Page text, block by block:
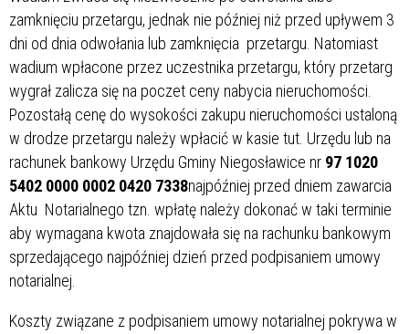
zamknięciu przetargu, jednak nie później niż przed upływem 3
dni od dnia odwołania lub zamknięcia przetargu. Natomiast
wadium wpłacone przez uczestnika przetargu, który przetarg
wygrał zalicza się na poczet ceny nabycia nieruchomości.
Pozostałą cenę do wysokości zakupu nieruchomości ustaloną
w drodze przetargu należy wpłacić w kasie tut. Urzędu lub na
rachunek bankowy Urzędu Gminy Niegosławice nr 97 1020
5402 0000 0002 0420 7338najpóźniej przed dniem zawarcia
Aktu Notarialnego tzn. wpłatę należy dokonać w taki terminie
aby wymagana kwota znajdowała się na rachunku bankowym
sprzedającego najpóźniej dzień przed podpisaniem umowy
notarialnej.
Koszty związane z podpisaniem umowy notarialnej pokrywa w